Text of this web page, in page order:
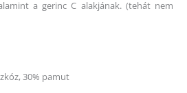
a gerinc C alakjának. (tehát nem
30% pamut